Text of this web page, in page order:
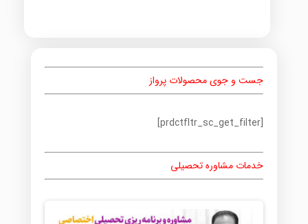
جست و جوی محصولات پرواز
[prdctfltr_sc_get_filter]
خدمات مشاوره تحصیلی